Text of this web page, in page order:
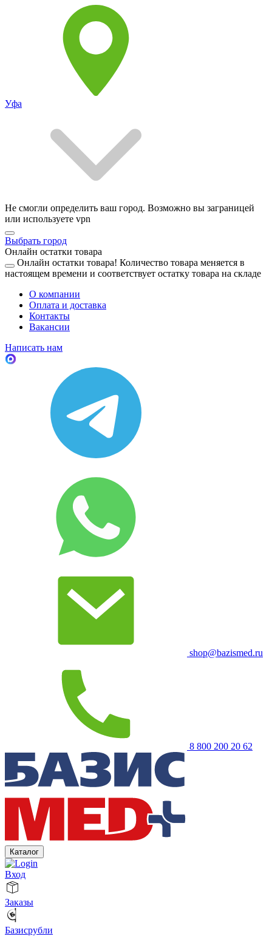
Уфа
Не смогли определить ваш город. Возможно вы заграницей
или используете vpn
Выбрать город
Онлайн остатки товара
Онлайн остатки товара! Количество товара меняется в
настоящем времени и соответствует остатку товара на складе
О компании
Оплата и доставка
Контакты
Вакансии
Написать нам
shop@bazismed.ru
8 800 200 20 62
Каталог
Вход
Заказы
Базисрубли